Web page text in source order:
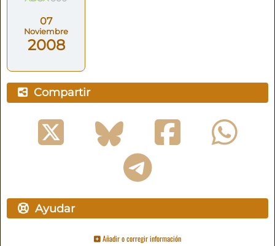
07
Noviembre
2008
Compartir
Ayudar
Añadir o corregir información